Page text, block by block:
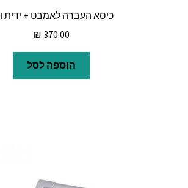
כיסא העברה לאמבט + ידית
₪ 370.00
הוספה לסל